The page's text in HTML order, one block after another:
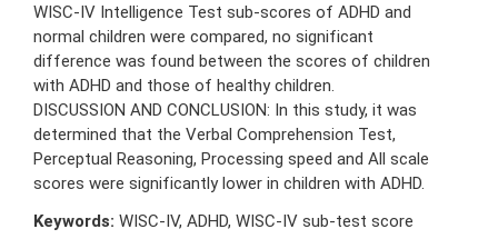
WISC-IV Intelligence Test sub-scores of ADHD and
normal children were compared, no significant
difference was found between the scores of children
with ADHD and those of healthy children.
DISCUSSION AND CONCLUSION: In this study, it was
determined that the Verbal Comprehension Test,
Perceptual Reasoning, Processing speed and All scale
scores were significantly lower in children with ADHD.
Keywords: WISC-IV, ADHD, WISC-IV sub-test score